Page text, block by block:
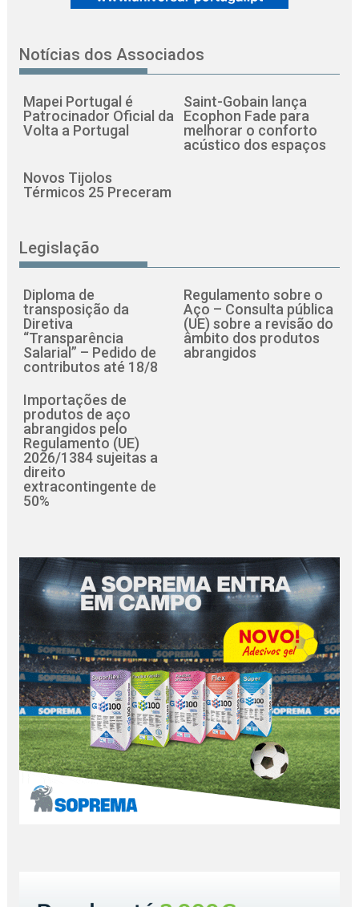
Notícias dos Associados
Mapei Portugal é
Patrocinador Oficial da
Volta a Portugal
Saint-Gobain lança
Ecophon Fade para
melhorar o conforto
acústico dos espaços
Novos Tijolos
Térmicos 25 Preceram
Legislação
Diploma de
transposição da
Diretiva
“Transparência
Salarial” – Pedido de
contributos até 18/8
Regulamento sobre o
Aço – Consulta pública
(UE) sobre a revisão do
âmbito dos produtos
abrangidos
Importações de
produtos de aço
abrangidos pelo
Regulamento (UE)
2026/1384 sujeitas a
direito
extracontingente de
50%